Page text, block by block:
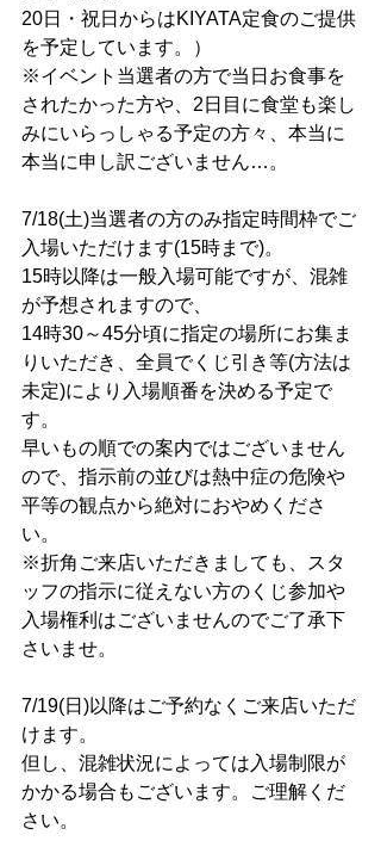
20日・祝日からはKIYATA定食のご提供
を予定しています。）
※イベント当選者の方で当日お食事を
されたかった方や、2日目に食堂も楽し
みにいらっしゃる予定の方々、本当に
本当に申し訳ございません…。
7/18(土)当選者の方のみ指定時間枠でご
入場いただけます(15時まで)。
15時以降は一般入場可能ですが、混雑
が予想されますので、
14時30～45分頃に指定の場所にお集ま
りいただき、全員でくじ引き等(方法は
未定)により入場順番を決める予定で
す。
早いもの順での案内ではございません
ので、指示前の並びは熱中症の危険や
平等の観点から絶対におやめくださ
い。
※折角ご来店いただきましても、スタ
ッフの指示に従えない方のくじ参加や
入場権利はございませんのでご了承下
さいませ。
7/19(日)以降はご予約なくご来店いただ
けます。
但し、混雑状況によっては入場制限が
かかる場合もございます。ご理解くだ
さい。